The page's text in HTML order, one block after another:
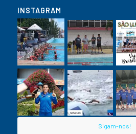
INSTAGRAM
Sigam-nos!